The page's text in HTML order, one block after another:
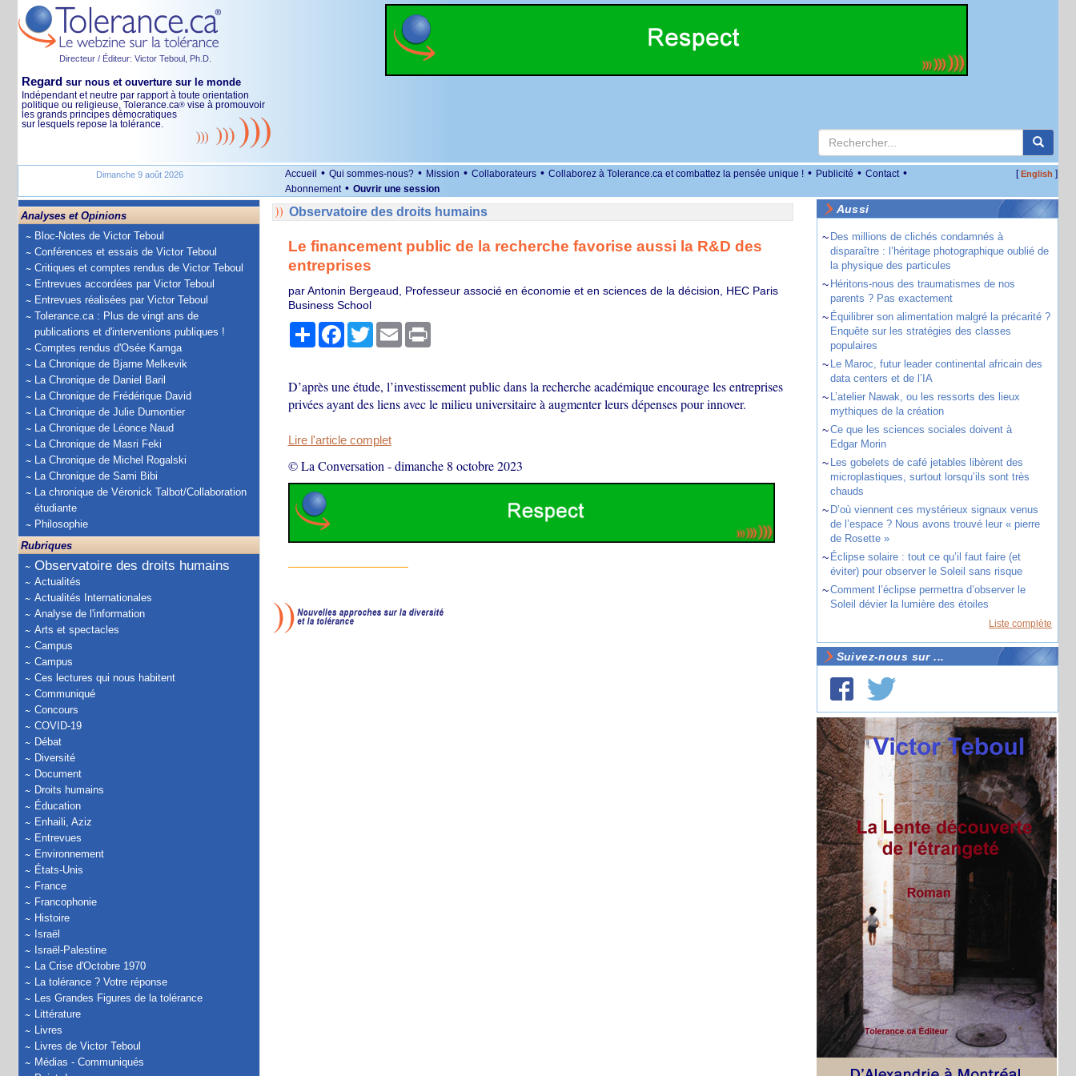
Directeur / Éditeur: Victor Teboul, Ph.D.
Regard sur nous et ouverture sur le monde
Indépendant et neutre par rapport à toute orientation
politique ou religieuse, Tolerance.ca® vise à promouvoir
les grands principes démocratiques
sur lesquels repose la tolérance.
Dimanche 9 août 2026 Accueil • Qui sommes-nous? • Mission • Collaborateurs • Collaborez à Tolerance.ca et combattez la pensée unique ! • Publicité • Contact •
Abonnement • Ouvrir une session
[English ]
Analyses et Opinions
Bloc-Notes de Victor Teboul
Conférences et essais de Victor Teboul
Critiques et comptes rendus de Victor Teboul
Entrevues accordées par Victor Teboul
Entrevues réalisées par Victor Teboul
Tolerance.ca : Plus de vingt ans de
publications et d'interventions publiques !
Comptes rendus d'Osée Kamga
La Chronique de Bjarne Melkevik
La Chronique de Daniel Baril
La Chronique de Frédérique David
La Chronique de Julie Dumontier
La Chronique de Léonce Naud
La Chronique de Masri Feki
La Chronique de Michel Rogalski
La Chronique de Sami Bibi
La chronique de Véronick Talbot/Collaboration
étudiante
Philosophie
Rubriques
Observatoire des droits humains
Actualités
Actualités Internationales
Analyse de l'information
Arts et spectacles
Campus
Campus
Ces lectures qui nous habitent
Communiqué
Concours
COVID-19
Débat
Diversité
Document
Droits humains
Éducation
Enhaili, Aziz
Entrevues
Environnement
États-Unis
France
Francophonie
Histoire
Israël
Israël-Palestine
La Crise d'Octobre 1970
La tolérance ? Votre réponse
Les Grandes Figures de la tolérance
Littérature
Livres
Livres de Victor Teboul
Médias - Communiqués
Observatoire des droits humains
Le financement public de la recherche favorise aussi la R&D des
entreprises
par Antonin Bergeaud, Professeur associé en économie et en sciences de la décision, HEC Paris
Business School
PartagerFacebook
TwitterEmail Print
D’après une étude, l’investissement public dans la recherche académique encourage les entreprises
privées ayant des liens avec le milieu universitaire à augmenter leurs dépenses pour innover.
Lire l'article complet
© La Conversation -dimanche 8 octobre 2023
Aussi
~ Des millions de clichés condamnés à
disparaître : l’héritage photographique oublié de
la physique des particules
~ Héritons-nous des traumatismes de nos
parents ? Pas exactement
~ Équilibrer son alimentation malgré la précarité ?
Enquête sur les stratégies des classes
populaires
~ Le Maroc, futur leader continental africain des
data centers et de l’IA
~ L’atelier Nawak, ou les ressorts des lieux
mythiques de la création
~Ce que les sciences sociales doivent à
Edgar Morin
~ Les gobelets de café jetables libèrent des
microplastiques, surtout lorsqu’ils sont très
chauds
~ D’où viennent ces mystérieux signaux venus
de l’espace ? Nous avons trouvé leur « pierre
de Rosette »
~ Éclipse solaire : tout ce qu’il faut faire (et
éviter) pour observer le Soleil sans risque
~Comment l’éclipse permettra d’observer le
Soleil dévier la lumière des étoiles
Liste complète
Suivez-nous sur ...